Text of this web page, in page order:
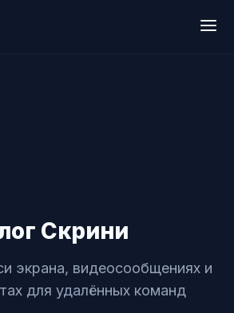
Скрини
экрана, видеосообщениях и
для удалённых команд